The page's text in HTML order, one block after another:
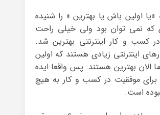
اولین باش یا بهترین » را شنیده
که نمی توان بود ولی خیلی راحت
کسب و کار اینترنتی بهترین شد.
اینترنتی زیادی هستند که اولین
الان بهترین هستند. پس واقعا ایده
برای موفقیت در کسب و کار به هیچ
است.